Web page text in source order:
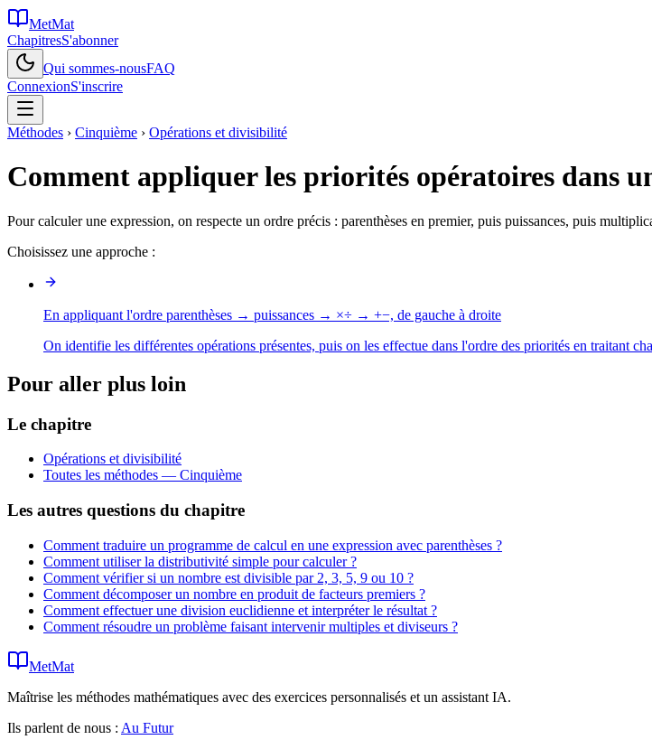
MetMat
ChapitresS'abonner
Qui sommes-nousFAQ
ConnexionS'inscrire
Méthodes › Cinquième › Opérations et divisibilité
Comment appliquer les priorités opératoires dans
Pour calculer une expression, on respecte un ordre précis : parenthèses en premier, puis puissances, puis
Choisissez une approche :
En appliquant l'ordre parenthèses → puissances → ×÷ → +−, de gauche à droite
On identifie les différentes opérations présentes, puis on les effectue dans l'ordre des priorités en traitant
Pour aller plus loin
Le chapitre
Opérations et divisibilité
Toutes les méthodes — Cinquième
Les autres questions du chapitre
Comment traduire un programme de calcul en une expression avec parenthèses ?
Comment utiliser la distributivité simple pour calculer ?
Comment vérifier si un nombre est divisible par 2, 3, 5, 9 ou 10 ?
Comment décomposer un nombre en produit de facteurs premiers ?
Comment effectuer une division euclidienne et interpréter le résultat ?
Comment résoudre un problème faisant intervenir multiples et diviseurs ?
MetMat
Maîtrise les méthodes mathématiques avec des exercices personnalisés et un assistant IA.
Ils parlent de nous : Au Futur